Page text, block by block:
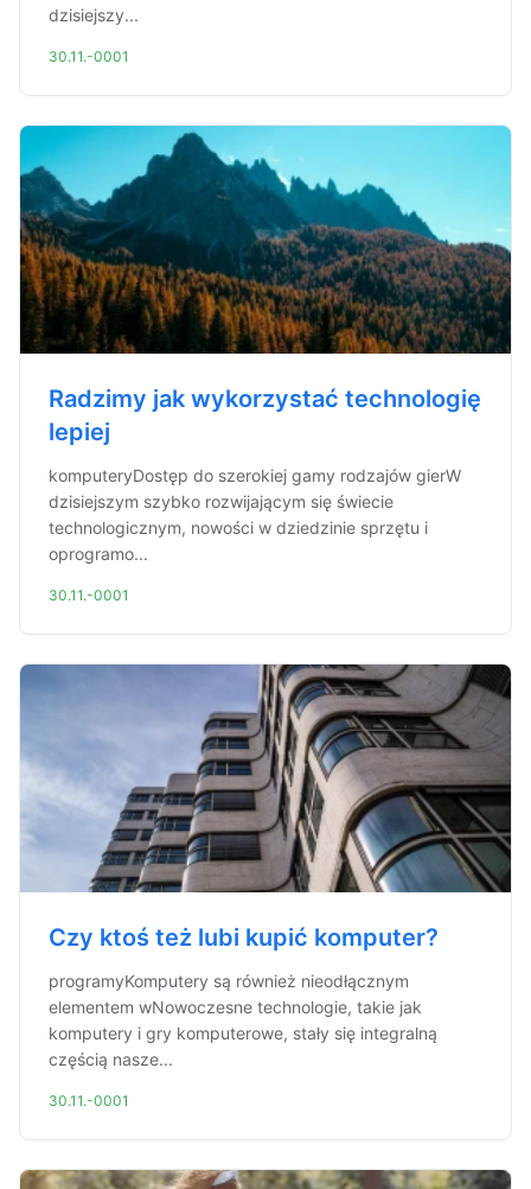
dzisiejszy...
30.11.-0001
Radzimy jak wykorzystać technologię
lepiej
komputeryDostęp do szerokiej gamy rodzajów gierW
dzisiejszym szybko rozwijającym się świecie
technologicznym, nowości w dziedzinie sprzętu i
oprogramo...
30.11.-0001
Czy ktoś też lubi kupić komputer?
programyKomputery są również nieodłącznym
elementem wNowoczesne technologie, takie jak
komputery i gry komputerowe, stały się integralną
częścią nasze...
30.11.-0001